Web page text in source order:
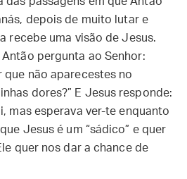
depois de muito lutar e
recebe uma visão de Jesus.
pergunta ao Senhor:
que não aparecestes no
dores?” E Jesus responde:
mas esperava ver-te enquanto
Jesus é um “sádico” e quer
quer nos dar a chance de